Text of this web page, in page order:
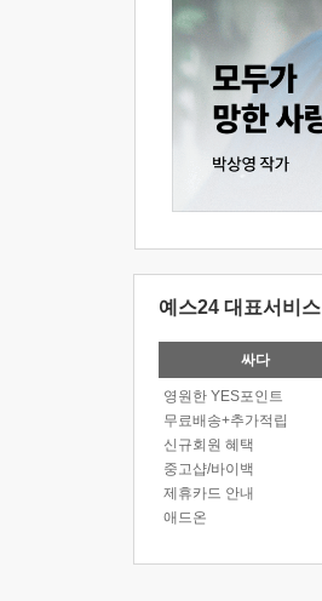
예스24 대표서비스
싸다
영원한 YES포인트
무료배송+추가적립
신규회원 혜택
중고샵/바이백
제휴카드 안내
애드온